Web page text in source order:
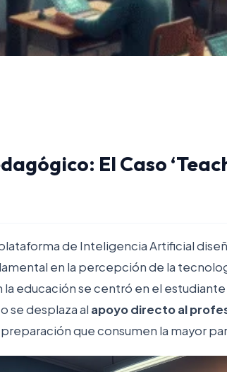
El Caso
de Inteligencia Artificial
en la percepción de la
educación se centró en el estudiante
se desplaza al apoyo directo al
que consumen la mayor